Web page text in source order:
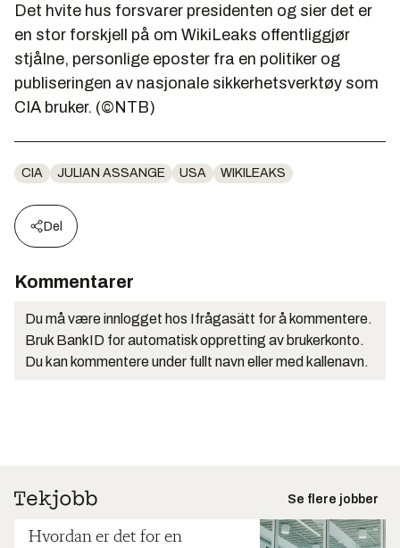
Det hvite hus forsvarer presidenten og sier det er
en stor forskjell på om WikiLeaks offentliggjør
stjålne, personlige eposter fra en politiker og
publiseringen av nasjonale sikkerhetsverktøy som
CIA bruker. (©NTB)
CIA JULIAN ASSANGE USA WIKILEAKS
Del
Kommentarer
Du må være innlogget hos Ifrågasätt for å kommentere.
Bruk BankID for automatisk oppretting av brukerkonto.
Du kan kommentere under fullt navn eller med kallenavn.
Se flere jobber
Hvordan er det for en